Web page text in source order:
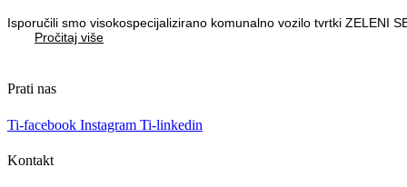
Isporučili smo visokospecijalizirano komunalno vozilo tvrtki ZELENI
Pročitaj više
Prati nas
Ti-facebook Instagram Ti-linkedin
Kontakt